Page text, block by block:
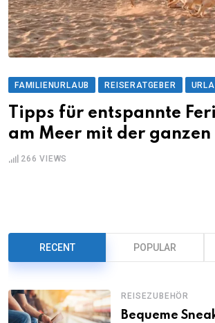
FAMILIENURLAUB REISERATGEBER
Tipps für entspannte
am Meer mit der ganzen
266 VIEWS
RECENT POPULAR
REISEZUBEHÖR
Bequeme